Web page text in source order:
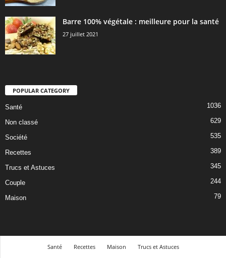
Barre 100% végétale : meilleure pour la santé
27 juillet 2021
POPULAR CATEGORY
Santé 1036
Non classé 629
Société 535
Recettes 389
Trucs et Astuces 345
Couple 244
Maison 79
Santé Recettes Maison Trucs et Astuces